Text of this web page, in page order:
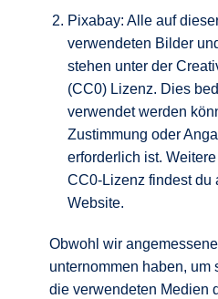
Pixabay: Alle auf
verwendeten Bilder
stehen unter der
(CC0) Lizenz. Dies
verwendet werden
Zustimmung oder
erforderlich ist.
CC0-Lizenz findest du
Website.
Obwohl wir
unternommen haben, um
die verwendeten Medien